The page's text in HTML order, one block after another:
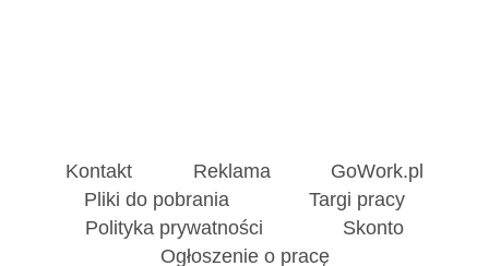
Kontakt Reklama
GoWork.pl
Pliki do pobrania
Targi pracy
Polityka prywatności
Skonto
Ogłoszenie o pracę